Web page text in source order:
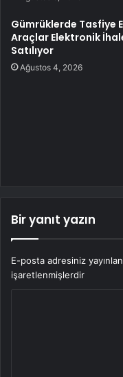
Gümrüklerde Tasfiye
Araçlar Elektronik
Satılıyor
Ağustos 4, 2026
Bir yanıt yazın
E-posta adresiniz
işaretlenmişlerdir